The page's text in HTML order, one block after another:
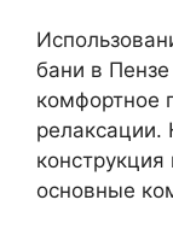
бани в Пензе
комфортное
релаксации.
основные